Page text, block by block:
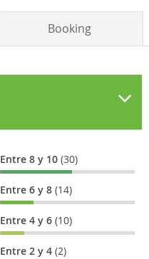
Booking
Entre 8 y 10(30)
Entre 6 y 8(14)
Entre 4 y 6(10)
Entre 2 y 4(2)